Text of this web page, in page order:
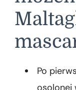
Po
osolonej